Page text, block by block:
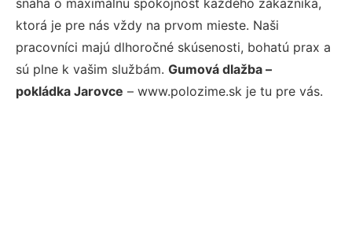
snaha o maximálnu spokojnosť každého zákazníka,
ktorá je pre nás vždy na prvom mieste. Naši
pracovníci majú dlhoročné skúsenosti, bohatú prax a
sú plne k vašim službám. Gumová dlažba –
pokládka Jarovce – www.polozime.sk je tu pre vás.